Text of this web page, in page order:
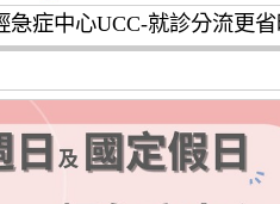
急症中心UCC-就診分流更